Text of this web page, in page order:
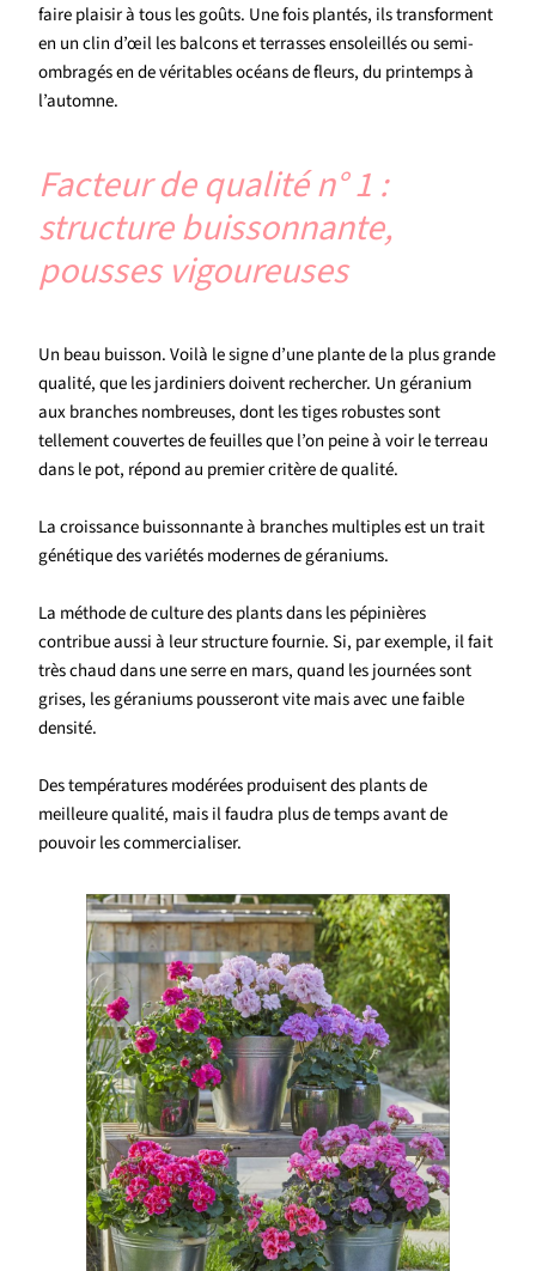
faire plaisir à tous les goûts. Une fois plantés, ils transforment
en un clin d’œil les balcons et terrasses ensoleillés ou semi-
ombragés en de véritables océans de fleurs, du printemps à
l’automne.
Facteur de qualité n° 1 :
structure buissonnante,
pousses vigoureuses
Un beau buisson. Voilà le signe d’une plante de la plus grande
qualité, que les jardiniers doivent rechercher. Un géranium
aux branches nombreuses, dont les tiges robustes sont
tellement couvertes de feuilles que l’on peine à voir le terreau
dans le pot, répond au premier critère de qualité.
La croissance buissonnante à branches multiples est un trait
génétique des variétés modernes de géraniums.
La méthode de culture des plants dans les pépinières
contribue aussi à leur structure fournie. Si, par exemple, il fait
très chaud dans une serre en mars, quand les journées sont
grises, les géraniums pousseront vite mais avec une faible
densité.
Des températures modérées produisent des plants de
meilleure qualité, mais il faudra plus de temps avant de
pouvoir les commercialiser.